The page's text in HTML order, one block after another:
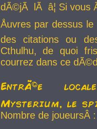
dÃ©jÃ lÃ â¦ Si vous
Åuvres par dessus
des citations ou
Cthulhu, de quoi
courrez dans ce
EntrÃ©e
Mysterium, le
Nombre de